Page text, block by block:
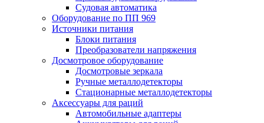
Судовая автоматика
Оборудование по ПП 969
Источники питания
Блоки питания
Преобразователи напряжения
Досмотровое оборудование
Досмотровые зеркала
Ручные металлодетекторы
Стационарные металлодетекторы
Аксессуары для раций
Автомобильные адаптеры